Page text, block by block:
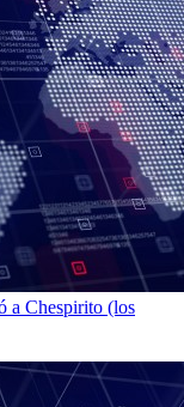
a Chespirito (los